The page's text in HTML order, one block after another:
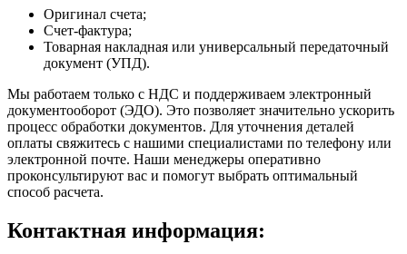
Оригинал счета;
Счет-фактура;
Товарная накладная или универсальный передаточный
документ (УПД).
Мы работаем только с НДС и поддерживаем электронный
документооборот (ЭДО). Это позволяет значительно ускорить
процесс обработки документов. Для уточнения деталей
оплаты свяжитесь с нашими специалистами по телефону или
электронной почте. Наши менеджеры оперативно
проконсультируют вас и помогут выбрать оптимальный
способ расчета.
Контактная информация: